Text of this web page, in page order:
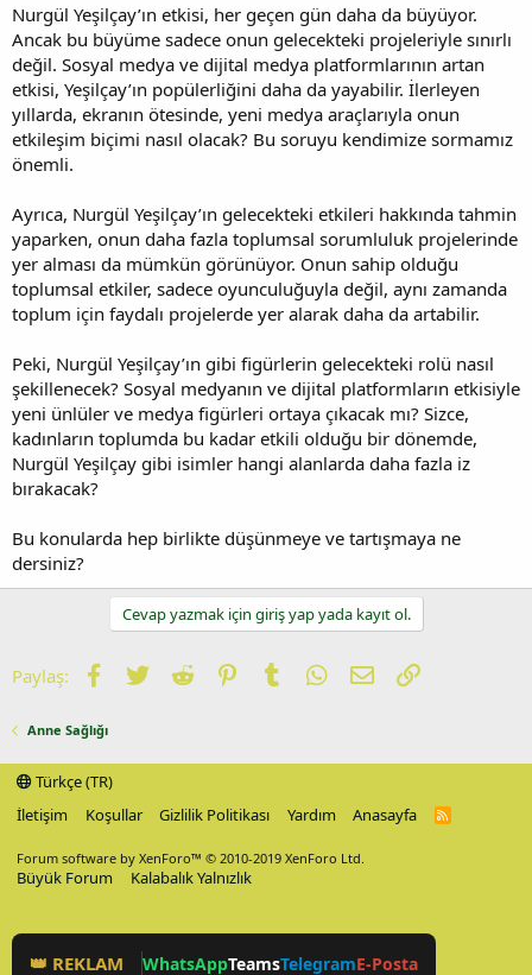
Nurgül Yeşilçay’ın etkisi, her geçen gün daha da büyüyor.
Ancak bu büyüme sadece onun gelecekteki projeleriyle sınırlı
değil. Sosyal medya ve dijital medya platformlarının artan
etkisi, Yeşilçay’ın popülerliğini daha da yayabilir. İlerleyen
yıllarda, ekranın ötesinde, yeni medya araçlarıyla onun
etkileşim biçimi nasıl olacak? Bu soruyu kendimize sormamız
önemli.
Ayrıca, Nurgül Yeşilçay’ın gelecekteki etkileri hakkında tahmin
yaparken, onun daha fazla toplumsal sorumluluk projelerinde
yer alması da mümkün görünüyor. Onun sahip olduğu
toplumsal etkiler, sadece oyunculuğuyla değil, aynı zamanda
toplum için faydalı projelerde yer alarak daha da artabilir.
Peki, Nurgül Yeşilçay’ın gibi figürlerin gelecekteki rolü nasıl
şekillenecek? Sosyal medyanın ve dijital platformların etkisiyle
yeni ünlüler ve medya figürleri ortaya çıkacak mı? Sizce,
kadınların toplumda bu kadar etkili olduğu bir dönemde,
Nurgül Yeşilçay gibi isimler hangi alanlarda daha fazla iz
bırakacak?
Bu konularda hep birlikte düşünmeye ve tartışmaya ne
dersiniz?
Cevap yazmak için giriş yap yada kayıt ol.
Paylaş: Facebook
TwitterReddit PinterestTumblrWhatsApp
E-postaLink
Anne Sağlığı
Türkçe (TR)
İletişim
Koşullar Gizlilik Politikası Yardım Anasayfa
R
Forum software by XenForo™ © 2010-2019 XenForo Ltd.
Büyük Forum Kalabalık Yalnızlık
👑 REKLAM WhatsAppTeamsTelegramE-Posta